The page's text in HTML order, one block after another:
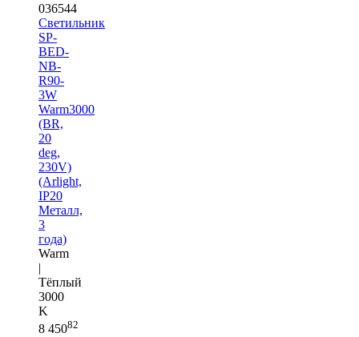
036544
Светильник
SP-
BED-
NB-
R90-
3W
Warm3000
(BR,
20
deg,
230V)
(Arlight,
IP20
Металл,
3
года)
Warm
|
Тёплый
3000
K
8 45082